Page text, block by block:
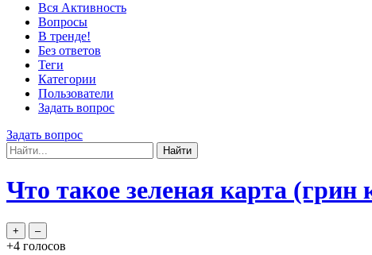
Вся Активность
Вопросы
В тренде!
Без ответов
Теги
Категории
Пользователи
Задать вопрос
Задать вопрос
Что такое зеленая карта (грин
+4 голосов